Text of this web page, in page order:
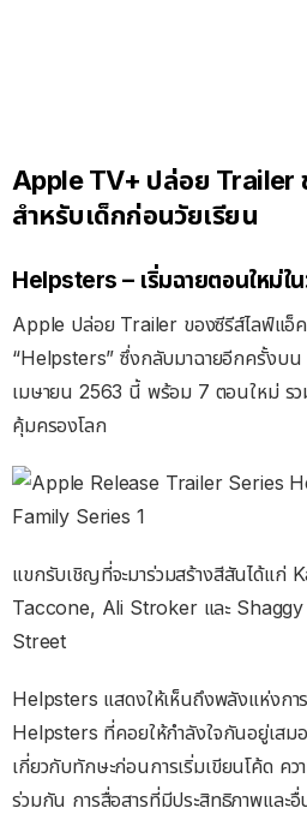
Apple TV+ ปล่อย Trailer
สำหรับเด็กก่อนวัยเรียน
Helpsters – เริ่มฉายตอนใหม่ใ
Apple ปล่อย Trailer ของซีรีส์ไลฟ์แอ็
“Helpsters” ซึ่งกลับมาฉายอีกครั้งบ
เมษายน 2563 นี้ พร้อม 7 ตอนใหม่ ร
คุ้มครองโลก
แขกรับเชิญที่จะมาร่วมสร้างสีสันได้แก่
Taccone, Ali Stroker และ Shaggy
Street
Helpsters แสดงให้เห็นถึงพลังแห่งกา
Helpsters ที่คอยให้กำลังใจกันอยู่เส
เกี่ยวกับทักษะก่อนการเริ่มเขียนโค้ด คว
ร่วมกัน การสื่อสารที่มีประสิทธิภาพและ